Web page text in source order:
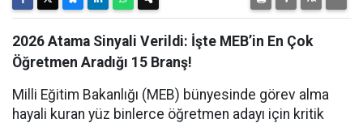
2026 Atama Sinyali Verildi: İşte MEB’in En Çok
Öğretmen Aradığı 15 Branş!
Milli Eğitim Bakanlığı (MEB) bünyesinde görev alma
hayali kuran yüz binlerce öğretmen adayı için kritik